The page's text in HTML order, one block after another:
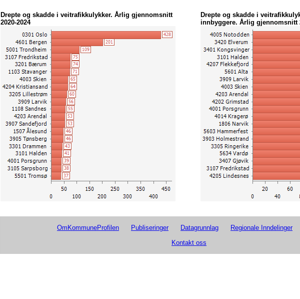
1505 Kristiansund
2020-2024 15
5006 Steinkjer
14
2020-2024 14
5603 Hammerfest
2020-2024 11
5035 Stjørdal
11
4207 Flekkefjord
11
1101 Eigersund
11
5503 Harstad
11
5007 Namsos
11
4014 Kragerø
11
4206 Farsund
6
4201 Risør
5607 Vadsø
4
5634 Vardø
2
3407 Gjøvik
2020-2024 92 123 52 2,6
3107 Fredrikstad
138 110 1,2
4205 Lindesnes
120 25
4602 Kinn
2020-2024 129 33 5,8
3907 Sandefjord
114 88 0,3
3905 Tønsberg
113 81
1101 Eigersund
36 0,0
1506 Molde
36 0,0
5007 Namsos
101 20 4,0
1507 Ålesund
108 55 0,6
3901 Horten
112 91
4601 Bergen
184 0,7
3405 Lillehammer
102 60 0,7
4201 Risør
94 27
1108 Sandnes
82 1,0
3205 Lillestrøm
109 97 0,7
4206 Farsund
78 20
2020-2024 67 1,4
2020-2024 19
1804 Bodø
2020-2024 62 101 56 1,1
2020-2024 94 67 0,0
60
1106 Haugesund
2020-2024 59 94 84 0,5
Drepte og skadde i veitrafikkulykker. Årlig gjennomsnitt
2020-2024
Drepte og skadde i
innbyggere. Årlig gjennomsnitt
OmKommuneProfilen Publiseringer Datagrunnlag Regionale Inndelinger
Kontakt oss